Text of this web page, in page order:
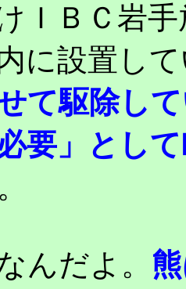
ＩＢＣ岩手
に設置し
て駆除し
要」とし
んだよ。